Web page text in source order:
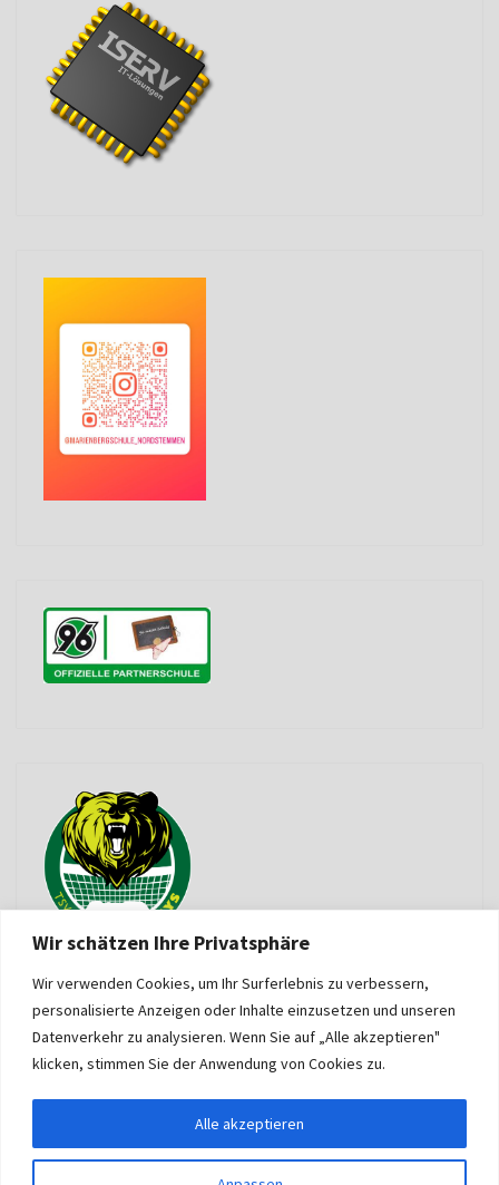
Wir schätzen Ihre Privatsphäre
Wir verwenden Cookies, um Ihr Surferlebnis zu verbessern,
personalisierte Anzeigen oder Inhalte einzusetzen und unseren
Datenverkehr zu analysieren. Wenn Sie auf „Alle akzeptieren"
klicken, stimmen Sie der Anwendung von Cookies zu.
Alle akzeptieren